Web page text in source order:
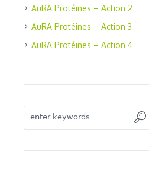
AuRA Protéines – Action 2
AuRA Protéines – Action 3
AuRA Protéines – Action 4